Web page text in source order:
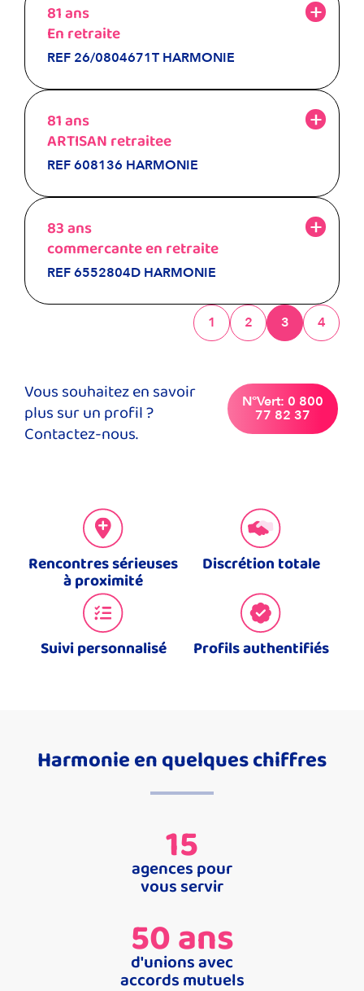
Vous souhaitez en savoir
plus sur un profil ?
Contactez-nous.
N°Vert: 0 800
77 82 37
Rencontres sérieuses
à proximité
Discrétion totale
Suivi personnalisé Profils authentifiés
81 ans
En retraite
REF 26/0804671T HARMONIE
81 ans
ARTISAN retraitee
REF 608136 HARMONIE
83 ans
commercante en retraite
REF 6552804D HARMONIE
1 2 3 4
Harmonie en quelques chiffres
agences pour
vous servir
15
d'unions avec
accords mutuels
50 ans